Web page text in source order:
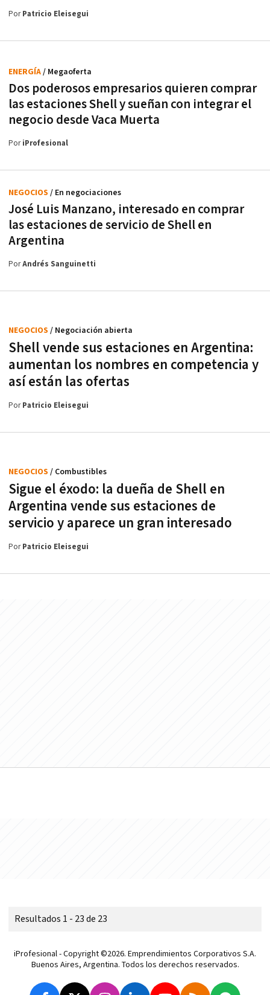
PorPatricio Eleisegui
Dos poderosos empresarios quieren comprar
las estaciones Shell y sueñan con integrar el
negocio desde Vaca Muerta
ENERGÍA/ Megaoferta
PoriProfesional
José Luis Manzano, interesado en comprar
las estaciones de servicio de Shell en
Argentina
NEGOCIOS / En negociaciones
PorAndrés Sanguinetti
Shell vende sus estaciones en Argentina:
aumentan los nombres en competencia y
así están las ofertas
NEGOCIOS / Negociación abierta
PorPatricio Eleisegui
Sigue el éxodo: la dueña de Shell en
Argentina vende sus estaciones de
servicio y aparece un gran interesado
NEGOCIOS / Combustibles
PorPatricio Eleisegui
Resultados 1 - 23 de 23
iProfesional - Copyright ©2026. Emprendimientos Corporativos S.A.
Buenos Aires, Argentina. Todos los derechos reservados.